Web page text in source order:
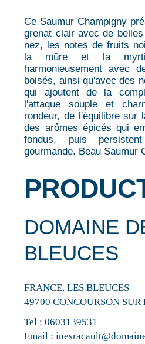
Ce Saumur Champigny
grenat clair avec de
nez, les notes de fruits
la mûre et la
harmonieusement avec
boisés, ainsi qu'avec des
qui ajoutent de la
l'attaque souple et
rondeur, de l'équilibre sur
des arômes épicés qui
fondus, puis
gourmande. Beau Saumur
DOMAINE
BLEUCES
FRANCE, LES BLEUCES
49700 CONCOURSON SUR
Tel :0603139531
Email :